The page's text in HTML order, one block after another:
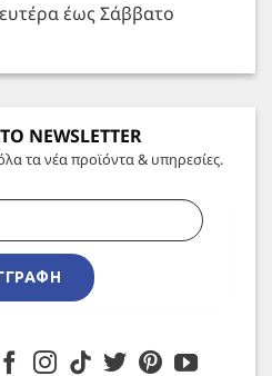
έως Σάββατο
NEWSLETTER
τα νέα προϊόντα & υπηρεσίες.